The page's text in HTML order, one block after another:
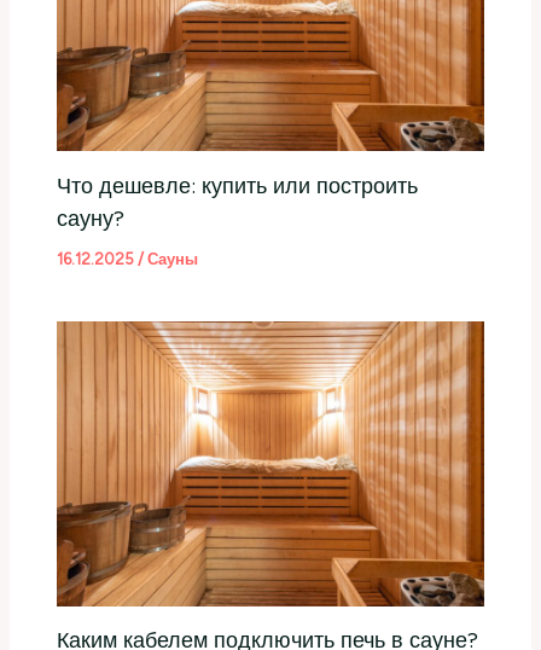
Что дешевле: купить или построить
сауну?
16.12.2025/Сауны
Каким кабелем подключить печь в сауне?